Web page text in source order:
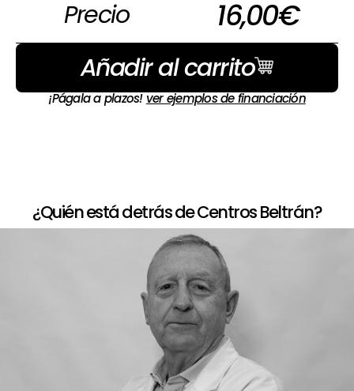
Precio 16,00€
Añadir al carrito
¡Págala a plazos! ver ejemplos de financiación
¿Quién está detrás de Centros Beltrán?